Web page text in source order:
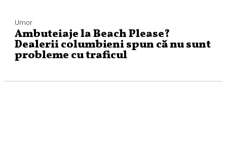
Umor
Ambuteiaje la Beach Please?
Dealerii columbieni spun că nu sunt
probleme cu traficul